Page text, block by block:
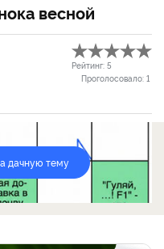
весной
Рейтинг: 5
Проголосовало: 1
дачную тему